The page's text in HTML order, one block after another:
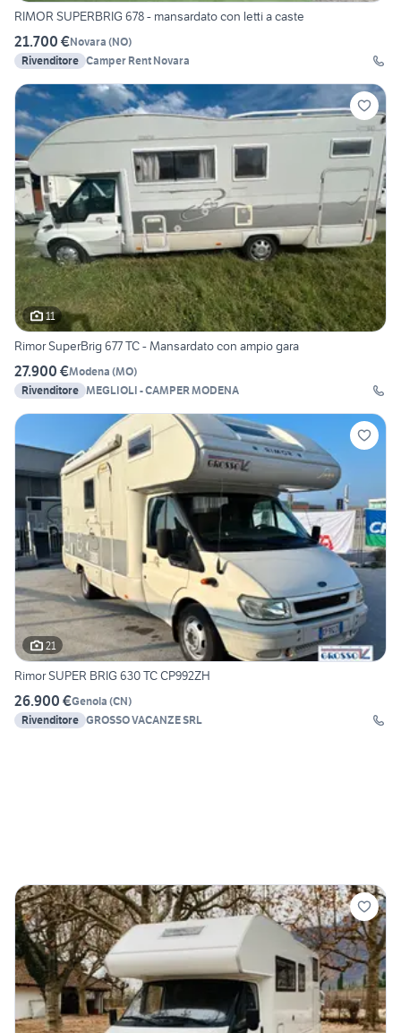
RIMOR SUPERBRIG 678 - mansardato con letti a caste
21.700 €Novara (NO)
Rivenditore Camper Rent Novara
11
Rimor SuperBrig 677 TC - Mansardato con ampio gara
27.900 €Modena (MO)
Rivenditore MEGLIOLI - CAMPER MODENA
21
Rimor SUPER BRIG 630 TC CP992ZH
26.900 €Genola (CN)
Rivenditore GROSSO VACANZE SRL